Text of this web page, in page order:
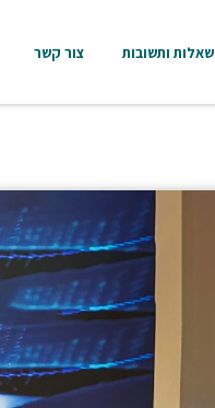
שאלות ותשובות צור קשר